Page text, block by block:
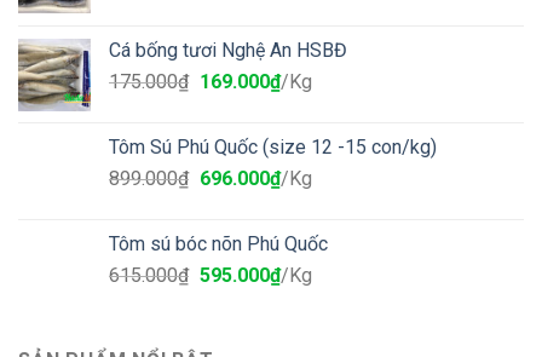
Cá bống tươi Nghệ An HSBĐ
175.000₫ 169.000₫/Kg
Tôm Sú Phú Quốc (size 12 -15 con/kg)
899.000₫ 696.000₫/Kg
Tôm sú bóc nõn Phú Quốc
615.000₫ 595.000₫/Kg